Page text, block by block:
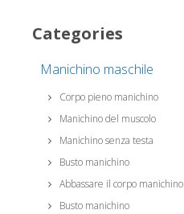
Categories
Manichino maschile
Corpo pieno manichino
Manichino del muscolo
Manichino senza testa
Busto manichino
Abbassare il corpo manichino
Busto manichino